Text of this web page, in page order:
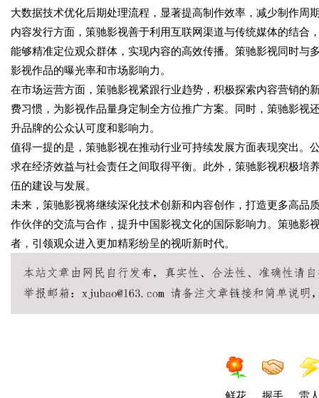
大数据技术优化后期处理流程，显著提高制作效率，减少制作周
内容发行方面，策驰影视善于利用互联网渠道与传统媒体的结
能够精准定位观众群体，实现内容的高效传播。策驰影视同时与
影视作品的曝光率和市场影响力。
在市场运营方面，策驰影视紧跟行业趋势，积极探索内容营销的
费习惯，为影视作品量身定制全方位推广方案。同时，策驰影
升品牌的公众认可度和影响力。
值得一提的是，策驰影视在推动行业可持续发展方面表现突出。
求在经济效益与社会责任之间取得平衡。此外，策驰影视积极培
伍的建设与发展。
未来，策驰影视将继续深化技术创新和内容创作，打造更多高品
作伙伴的交流与合作，提升中国影视文化的国际影响力。策驰影
者，引领观众进入更加精彩纷呈的视听新时代。
鲜花 握手 雷